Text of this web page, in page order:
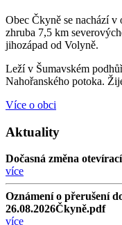
Obec Čkyně se nachází v
zhruba 7,5 km
jihozápad od Volyně.
Leží v Šumavském
Nahořanského potoka.
Více o obci
Aktuality
Dočasná změna
více
Oznámení o přerušení
26.08.2026Čkyně.pdf
více